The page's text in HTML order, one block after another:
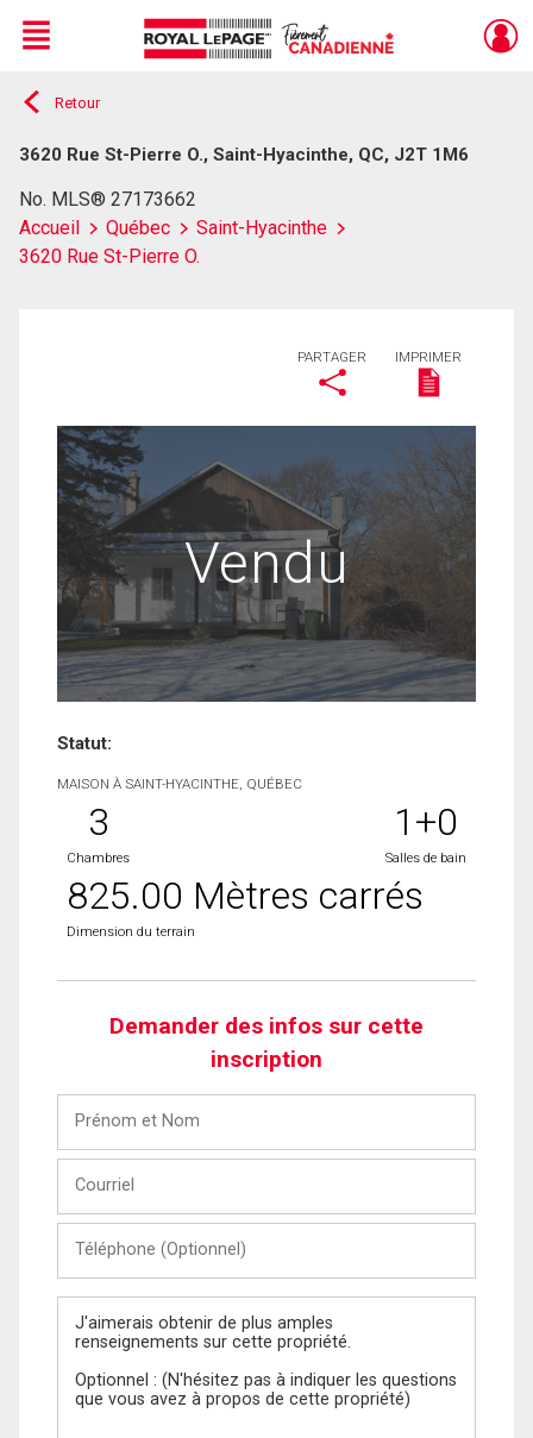
Live
En Direct
Menu
Retour
3620 Rue St-Pierre O., Saint-Hyacinthe, QC, J2T 1M6
No. MLS® 27173662
Accueil
Québec
Saint-Hyacinthe
3620 Rue St-Pierre O.
PARTAGER IMPRIMER
Vendu
Statut:
MAISON À SAINT-HYACINTHE, QUÉBEC
3
Chambres
1+0
Salles de bain
825.00 Mètres carrés
Dimension du terrain
Demander des infos sur cette
inscription
Nom
(Optionnel)
Message